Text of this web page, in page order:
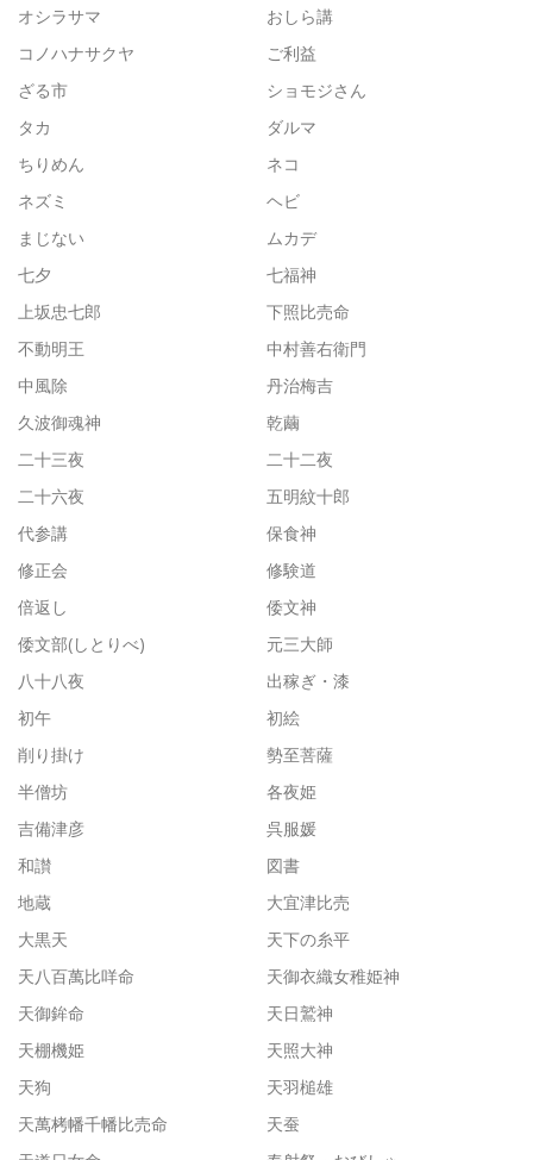
オシラサマ
おしら講
コノハナサクヤ
ご利益
ざる市
ショモジさん
タカ
ダルマ
ちりめん
ネコ
ネズミ
ヘビ
まじない
ムカデ
七夕
七福神
上坂忠七郎
下照比売命
不動明王
中村善右衛門
中風除
丹治梅吉
久波御魂神
乾繭
二十三夜
二十二夜
二十六夜
五明紋十郎
代参講
保食神
修正会
修験道
倍返し
倭文神
倭文部(しとりべ)
元三大師
八十八夜
出稼ぎ・漆
初午
初絵
削り掛け
勢至菩薩
半僧坊
各夜姫
吉備津彦
呉服媛
和讃
図書
地蔵
大宜津比売
大黒天
天下の糸平
天八百萬比咩命
天御衣織女稚姫神
天御鉾命
天日鷲神
天棚機姫
天照大神
天狗
天羽槌雄
天萬栲幡千幡比売命
天蚕